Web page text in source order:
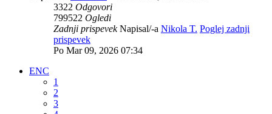
3322 Odgovori
799522 Ogledi
Zadnji prispevekNapisal/-a Nikola T. Poglej zadnji
prispevek
Po Mar 09, 2026 07:34
ENC
1
2
3